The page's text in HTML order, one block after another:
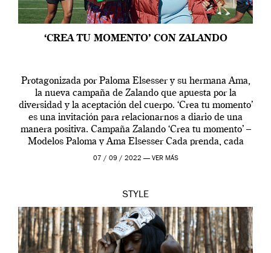
‘CREA TU MOMENTO’ CON ZALANDO
Protagonizada por Paloma Elsesser y su hermana Ama,
la nueva campaña de Zalando que apuesta por la
diversidad y la aceptación del cuerpo. ‘Crea tu momento’
es una invitación para relacionarnos a diario de una
manera positiva. Campaña Zalando ‘Crea tu momento’ –
Modelos Paloma y Ama Elsesser Cada prenda, cada
outfit, cada momento, caracteriza […]
07 / 09 / 2022 — VER MÁS
STYLE